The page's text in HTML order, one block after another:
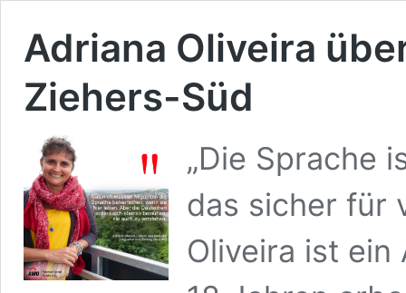
Adriana Oliveira
Ziehers-Süd
„Die Sprache
das sicher für
Oliveira ist ein